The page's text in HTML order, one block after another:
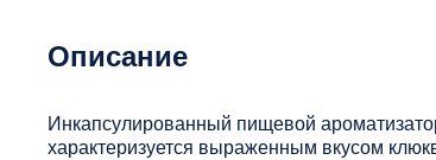
Описание
Инкапсулированный пищевой
характеризуется выраженным вкусом